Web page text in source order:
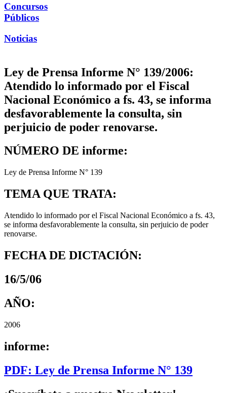
Concursos
Públicos
Noticias
Ley de Prensa Informe N° 139/2006:
Atendido lo informado por el Fiscal
Nacional Económico a fs. 43, se informa
desfavorablemente la consulta, sin
perjuicio de poder renovarse.
NÚMERO DE informe:
Ley de Prensa Informe N° 139
TEMA QUE TRATA:
Atendido lo informado por el Fiscal Nacional Económico a fs. 43,
se informa desfavorablemente la consulta, sin perjuicio de poder
renovarse.
FECHA DE DICTACIÓN:
16/5/06
AÑO:
2006
informe:
PDF: Ley de Prensa Informe N° 139